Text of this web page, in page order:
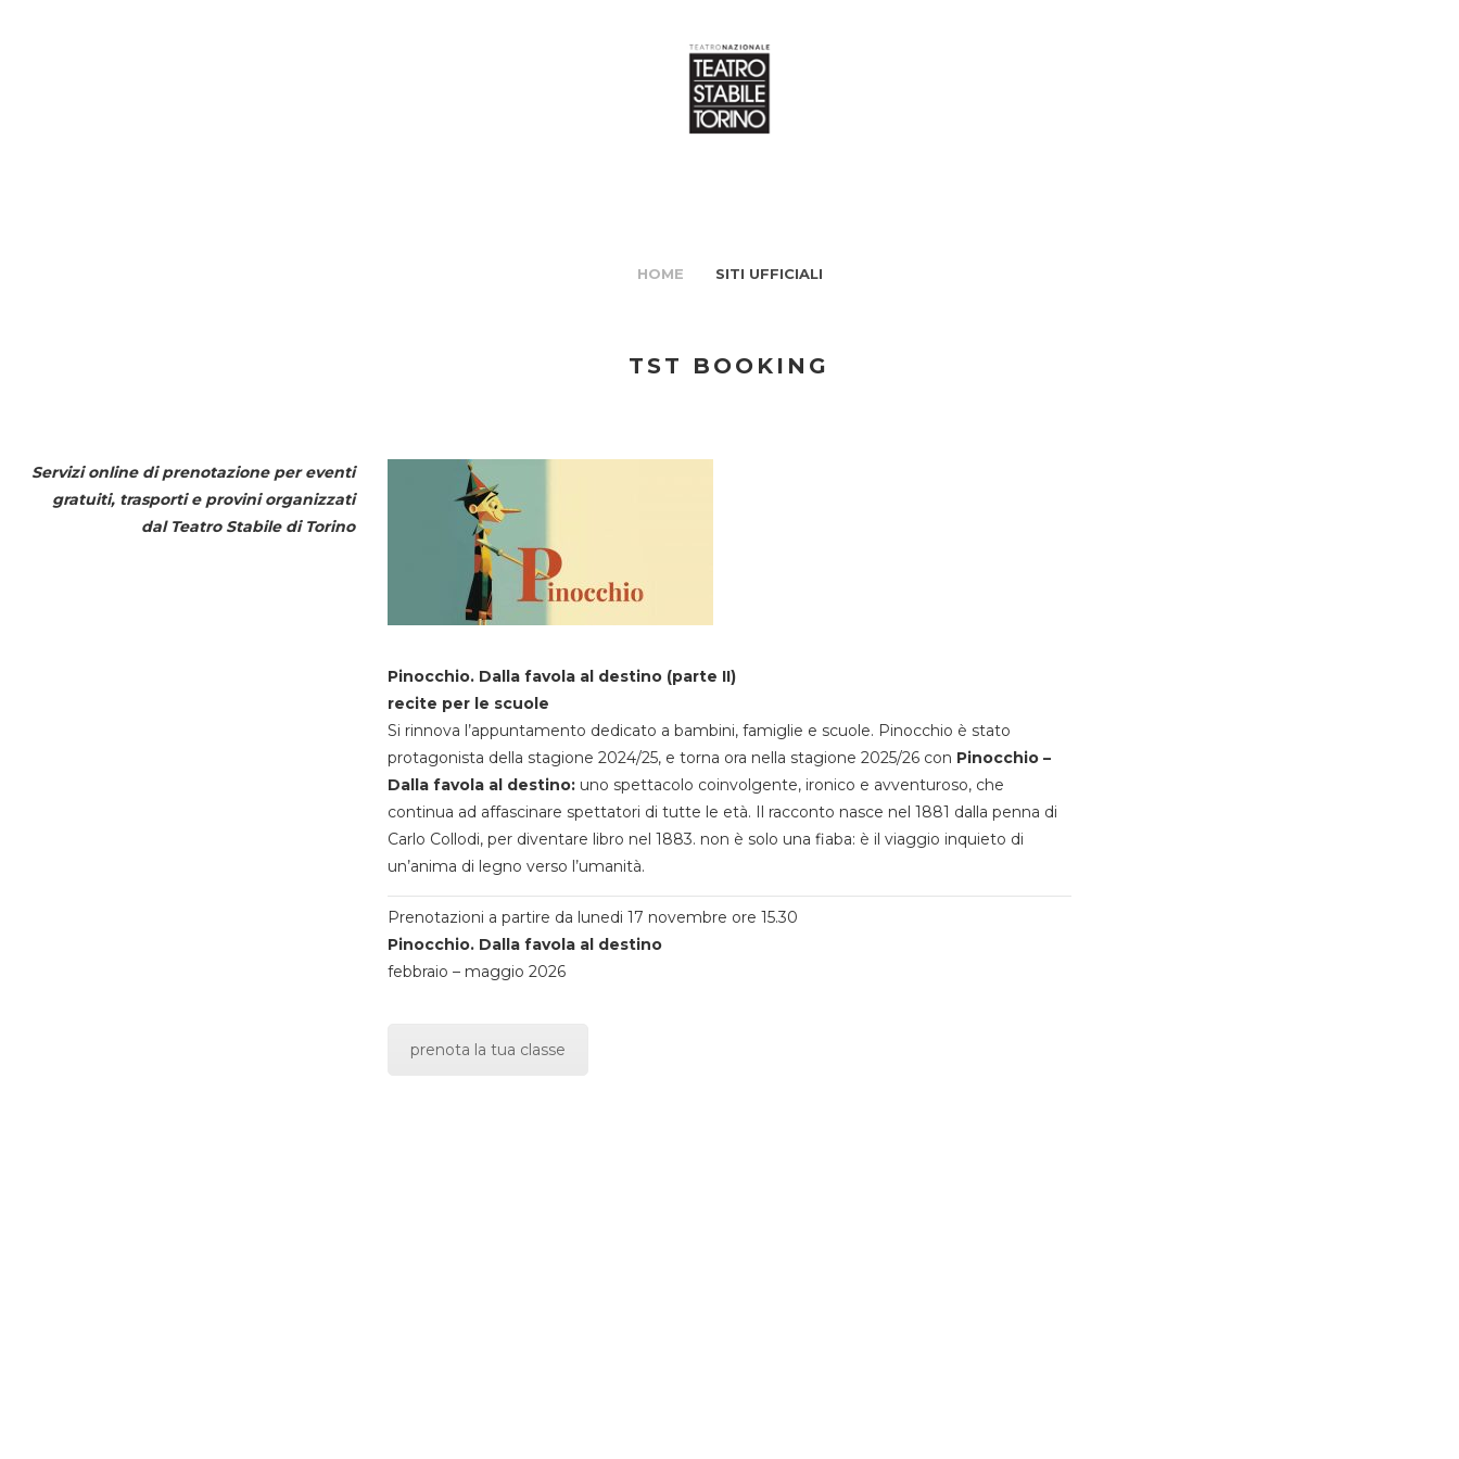
HOME SITI UFFICIALI
TST BOOKING
Servizi online di prenotazione per eventi
gratuiti, trasporti e provini organizzati
dal Teatro Stabile di Torino
Pinocchio. Dalla favola al destino (parte II)
recite per le scuole
Si rinnova l’appuntamento dedicato a bambini, famiglie e scuole. Pinocchio è stato
protagonista della stagione 2024/25, e torna ora nella stagione 2025/26 con Pinocchio –
Dalla favola al destino:uno spettacolo coinvolgente, ironico e avventuroso, che
continua ad affascinare spettatori di tutte le età. Il racconto nasce nel 1881 dalla penna di
Carlo Collodi, per diventare libro nel 1883. non è solo una fiaba: è il viaggio inquieto di
un’anima di legno verso l’umanità.
Prenotazioni a partire da lunedi 17 novembre ore 15.30
Pinocchio. Dalla favola al destino
febbraio – maggio 2026
prenota la tua classe